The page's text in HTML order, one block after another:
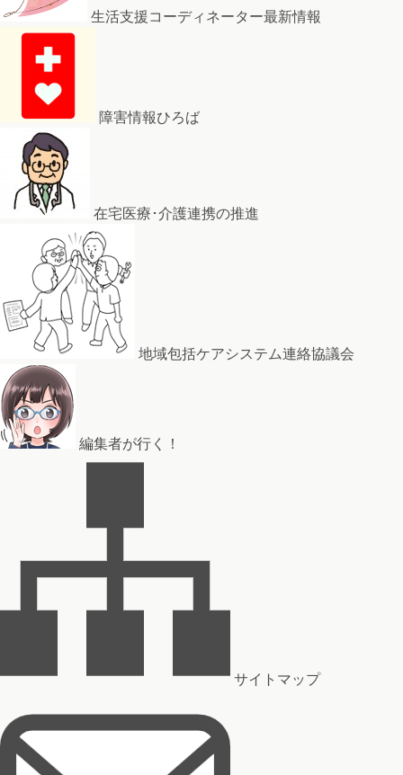
生活支援コーディネーター最新情報
障害情報ひろば
在宅医療･介護連携の推進
地域包括ケアシステム連絡協議会
編集者が行く！
サイトマップ